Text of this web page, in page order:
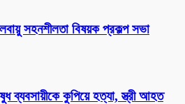
সহনশীলতা বিষয়ক প্রকল্প সভা
ব্যবসায়ীকে কুপিয়ে হত্যা, স্ত্রী আহত